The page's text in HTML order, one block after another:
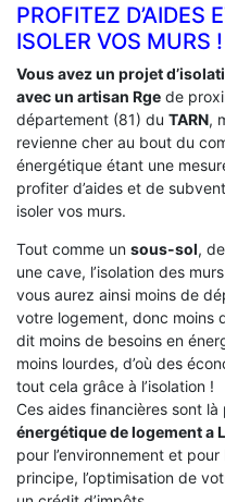
PROFITEZ D’AIDES
ISOLER VOS MURS !
Vous avez un projet
avec un artisan Rge de
département (81) du TARN,
revienne cher au bout du
énergétique étant une
profiter d’aides et de
isoler vos murs.
Tout comme un sous-sol,
une cave, l’isolation des
vous aurez ainsi moins de
votre logement, donc moins
dit moins de besoins en
moins lourdes, d’où des
tout cela grâce à l’isolation !
Ces aides financières sont
énergétique de logement a
pour l’environnement et
principe, l’optimisation de